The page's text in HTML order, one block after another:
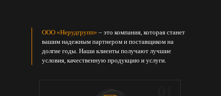
ООО «Нерудгрупп» – это компания, которая станет
вашим надежным партнером и поставщиком на
долгие годы. Наши клиенты получают лучшие
условия, качественную продукцию и услуги.